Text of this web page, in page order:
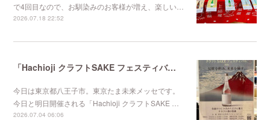
で4回目なので、お馴染みのお客様が増え、楽しい…
2026.07.18 22:52
「Hachioji クラフトSAKE フェスティバル 2026」に出店
今日は東京都八王子市。東京たま未来メッセです。
今日と明日開催される「Hachioji クラフトSAKE …
2026.07.04 06:06